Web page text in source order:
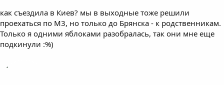
как съездила в Киев? мы в выходные тоже решили
проехаться по М3, но только до Брянска - к родственникам.
Только я одними яблоками разобралась, так они мне еще
подкинули :%)